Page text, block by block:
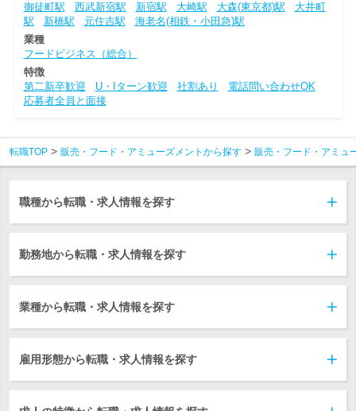
御徒町駅
西武新宿駅 新宿駅 大崎駅 大森(東京都)駅
大井町
駅
新橋駅 元住吉駅
海老名(相鉄・小田急)駅
業種
フードビジネス（総合）
特徴
第二新卒歓迎
U・Iターン歓迎 社割あり
電話問い合わせOK
応募者全員と面接
転職TOP 販売・フード・アミューズメントから探す 販売・フード・アミュ
職種から転職・求人情報を探す
勤務地から転職・求人情報を探す
業種から転職・求人情報を探す
雇用形態から転職・求人情報を探す